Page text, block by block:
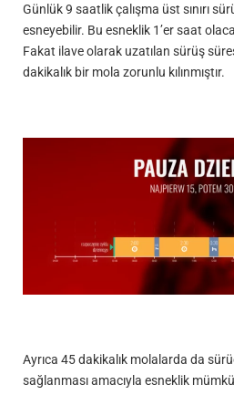
Günlük 9 saatlik çalışma üst sınırı
esneyebilir. Bu esneklik 1’er saat
Fakat ilave olarak uzatılan sürüş
dakikalık bir mola zorunlu kılınmıştır.
Ayrıca 45 dakikalık molalarda da
sağlanması amacıyla esneklik